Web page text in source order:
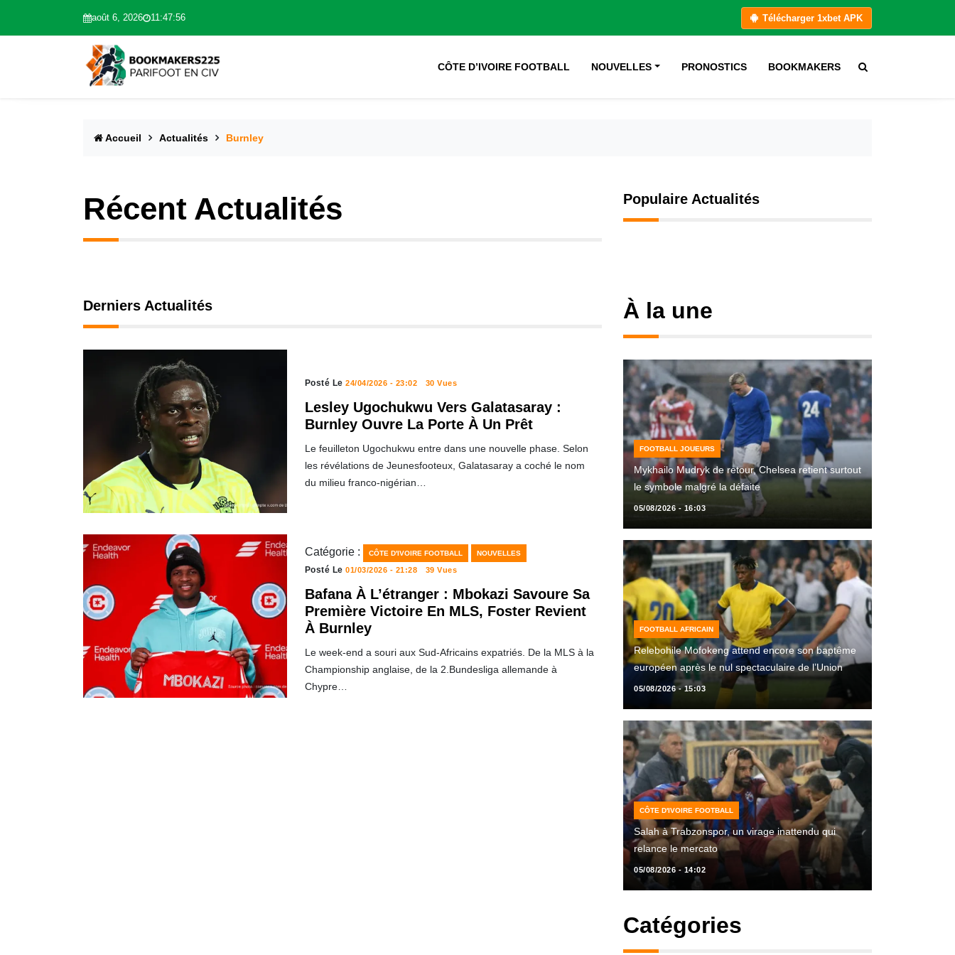
août 6, 2026 11:47:57 Télécharger 1xbet APK
CÔTE D’IVOIRE FOOTBALL NOUVELLES PRONOSTICS BOOKMAKERS
Accueil Actualités Burnley
Récent Actualités Populaire Actualités
Derniers Actualités
Posté Le24/04/2026 - 23:02 30 Vues
Lesley Ugochukwu Vers Galatasaray :
Burnley Ouvre La Porte À Un Prêt
Le feuilleton Ugochukwu entre dans une nouvelle phase. Selon
les révélations de Jeunesfooteux, Galatasaray a coché le nom
du milieu franco-nigérian…
Catégorie : CÔTE D'IVOIRE FOOTBALL NOUVELLES
Posté Le01/03/2026 - 21:28 39 Vues
Bafana À L’étranger : Mbokazi Savoure Sa
Première Victoire En MLS, Foster Revient
À Burnley
Le week-end a souri aux Sud-Africains expatriés. De la MLS à la
Championship anglaise, de la 2.Bundesliga allemande à
Chypre…
À la une
FOOTBALL JOUEURS
Mykhailo Mudryk de retour, Chelsea retient surtout
le symbole malgré la défaite
05/08/2026 - 16:03
FOOTBALL AFRICAIN
Relebohile Mofokeng attend encore son baptême
européen après le nul spectaculaire de l’Union
05/08/2026 - 15:03
CÔTE D'IVOIRE FOOTBALL
Salah à Trabzonspor, un virage inattendu qui
relance le mercato
05/08/2026 - 14:02
Catégories